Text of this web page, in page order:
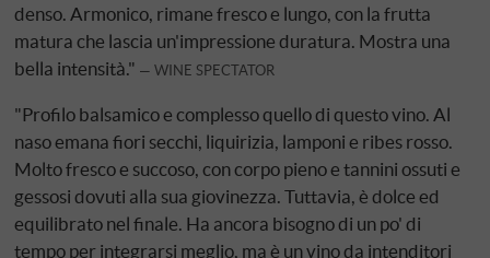
denso. Armonico, rimane fresco e lungo, con la frutta
matura che lascia un'impressione duratura. Mostra una
bella intensità."
WINE SPECTATOR
"Profilo balsamico e complesso quello di questo vino. Al
naso emana fiori secchi, liquirizia, lamponi e ribes rosso.
Molto fresco e succoso, con corpo pieno e tannini ossuti e
gessosi dovuti alla sua giovinezza. Tuttavia, è dolce ed
equilibrato nel finale. Ha ancora bisogno di un po' di
tempo per integrarsi meglio, ma è un vino da intenditori